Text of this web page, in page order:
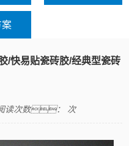
案
/快易贴瓷砖胶/经典型瓷砖
读次数： 次